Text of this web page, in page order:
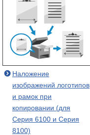
Наложение
изображений логотипов
и рамок при
копировании (для
Серия 6100 и Серия
8100)